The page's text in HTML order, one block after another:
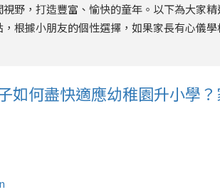
野，打造豐富、愉快的童年。以下為大家
根據小朋友的個性選擇，如果家長有心儀
如何盡快適應幼稚園升小學